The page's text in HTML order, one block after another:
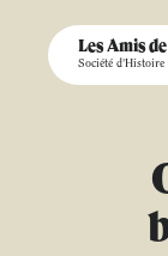
Les Amis
Société d'Histoire